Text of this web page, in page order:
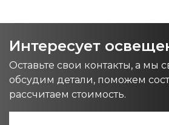
Интересует
Оставьте свои контакты, а мы
обсудим детали, поможем
рассчитаем стоимость.